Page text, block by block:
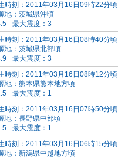
時刻：2011年03月16日09時22分頃
地：茨城県沖頃
最大震度：3
時刻：2011年03月16日08時40分頃
地：茨城県北部頃
最大震度：3
時刻：2011年03月16日08時12分頃
地：熊本県熊本地方頃
最大震度：1
時刻：2011年03月16日07時50分頃
地：長野県中部頃
最大震度：1
時刻：2011年03月16日06時15分頃
地：新潟県中越地方頃